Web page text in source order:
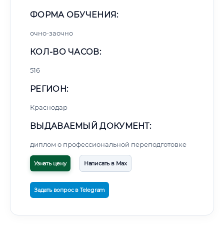
ФОРМА ОБУЧЕНИЯ:
очно-заочно
КОЛ-ВО ЧАСОВ:
516
РЕГИОН:
Краснодар
ВЫДАВАЕМЫЙ ДОКУМЕНТ:
диплом о профессиональной переподготовке
Узнать цену Написать в Max
Задать вопрос в Telegram